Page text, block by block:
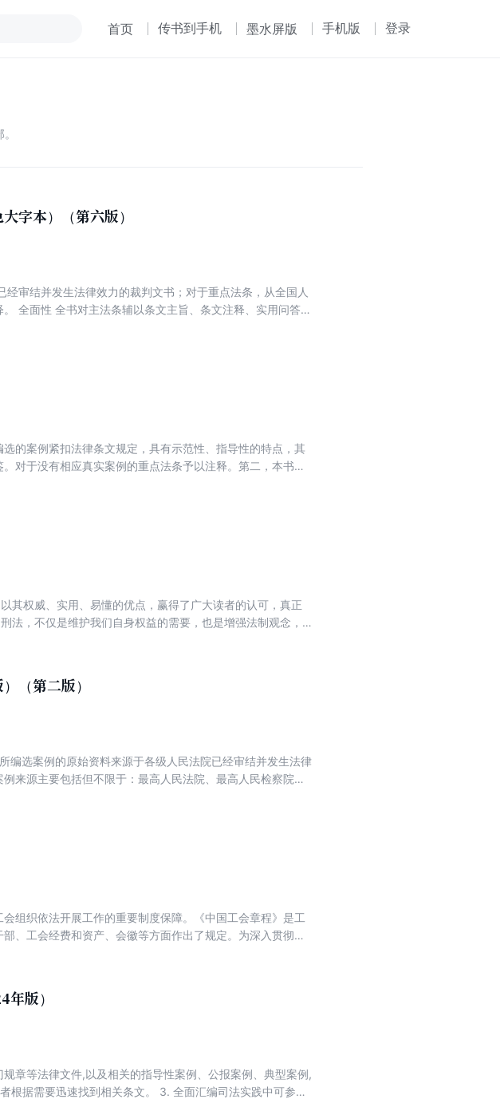
首页 传书到手机 墨水屏版 手机版 登录
字本）（第六版）
审结并发生法律效力的裁判文书；对于重点法条，从全国人
全面性 全书对主法条辅以条文主旨、条文注释、实用问答、
和使用
的案例紧扣法律条文规定，具有示范性、指导性的特点，其
对于没有相应真实案例的重点法条予以注释。第二，本书设
其权威、实用、易懂的优点，赢得了广大读者的认可，真正
法，不仅是维护我们自身权益的需要，也是增强法制观念，
规定作了重要的修改补充。
（第二版）
编选案例的原始资料来源于各级人民法院已经审结并发生法律
来源主要包括但不限于：最高人民法院、最高人民检察院公
组织依法开展工作的重要制度保障。《中国工会章程》是工
、工会经费和资产、会徽等方面作出了规定。为深入贯彻学
年版）
章等法律文件,以及相关的指导性案例、公报案例、典型案例,
根据需要迅速找到相关条文。 3. 全面汇编司法实践中可参照